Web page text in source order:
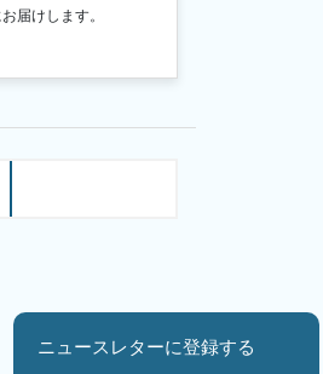
届けします。
ニュースレターに登録する